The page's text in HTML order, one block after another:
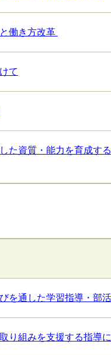
働き方改革
て
た資質・能力を育成す
を通した学習指導・部
り組みを支援する指導